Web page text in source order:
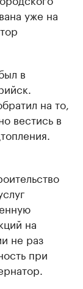
уже на
в
на то,
вестись в
на
не раз
при